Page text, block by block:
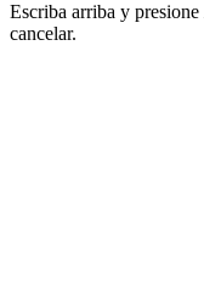
Escriba arriba y presione
cancelar.